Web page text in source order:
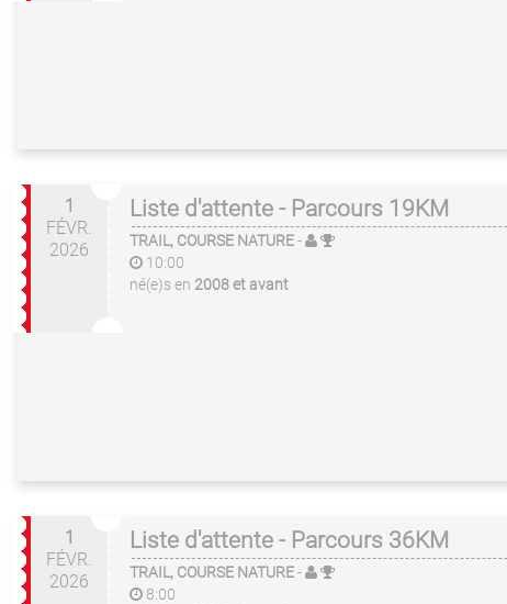
1
FÉVR.
2026
Liste d'attente - Parcours 19KM
TRAIL, COURSE NATURE-
10:00
né(e)s en 2008 et avant
1
FÉVR.
2026
Liste d'attente - Parcours 36KM
TRAIL, COURSE NATURE-
8:00